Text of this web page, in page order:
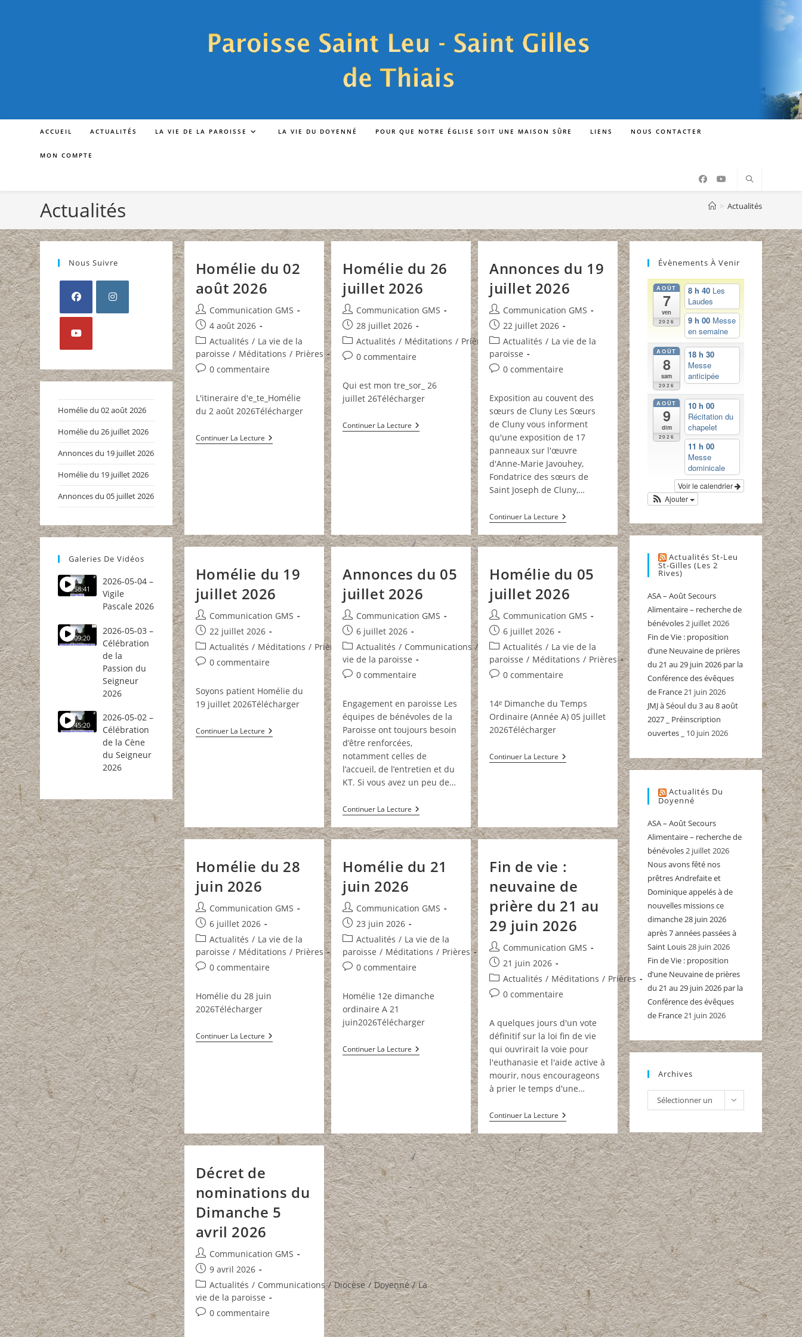
ACCUEIL ACTUALITÉS LA VIE DE LA PAROISSE LA VIE DU DOYENNÉ POUR QUE NOTRE ÉGLISE SOIT UNE MAISON SÛRE LIENS NOUS CONTACTER
MON COMPTE
Actualités > Actualités
Homélie du 02
août 2026
Auteur/autrice
de
la
publication :
Communication GMS
Publication
publiée :
4 août 2026
Post
category:
Actualités / La vie de la
paroisse / Méditations / Prières
Commentaires
la
publication :
0 commentaire
L'itineraire d'e_te_Homélie
du 2 août 2026Télécharger
Continuer La LectureHomélie
Du
Homélie du 26
juillet 2026
Auteur/autrice
de
la
publication :
Communication GMS
Publication
publiée :
28 juillet 2026
Post
category:
Actualités / Méditations / Prières
Commentaires
la
publication :
0 commentaire
Qui est mon tre_sor_ 26
juillet 26Télécharger
Continuer La LectureHomélie
Du
Annonces du 19
juillet 2026
Auteur/autrice
de
la
publication :
Communication GMS
Publication
publiée :
22 juillet 2026
Post
category:
Actualités / La vie de la
paroisse
Commentaires
la
publication :
0 commentaire
Exposition au couvent des
sœurs de Cluny Les Sœurs
de Cluny vous informent
qu'une exposition de 17
panneaux sur l'œuvre
d'Anne-Marie Javouhey,
Fondatrice des sœurs de
Saint Joseph de Cluny,…
Continuer La LectureAnnonces
Du
19
Juillet
Homélie du 19
juillet 2026
Auteur/autrice
de
la
publication :
Communication GMS
Publication
publiée :
22 juillet 2026
Post
category:
Actualités / Méditations / Prières
Commentaires
la
publication :
0 commentaire
Soyons patient Homélie du
19 juillet 2026Télécharger
Continuer La LectureHomélie
Du
Annonces du 05
juillet 2026
Auteur/autrice
de
la
publication :
Communication GMS
Publication
publiée :
6 juillet 2026
Post
category:
Actualités / Communications /
La
vie de la paroisse
Commentaires
la
publication :
0 commentaire
Engagement en paroisse Les
équipes de bénévoles de la
Paroisse ont toujours besoin
d’être renforcées,
notamment celles de
l’accueil, de l’entretien et du
KT. Si vous avez un peu de…
Continuer La LectureAnnonces
Du
05
Juillet
Homélie du 05
juillet 2026
Auteur/autrice
de
la
publication :
Communication GMS
Publication
publiée :
6 juillet 2026
Post
category:
Actualités / La vie de la
paroisse / Méditations / Prières
Commentaires
la
publication :
0 commentaire
14ᵉ Dimanche du Temps
Ordinaire (Année A) 05 juillet
2026Télécharger
Continuer La LectureHomélie
Du
Homélie du 28
juin 2026
Auteur/autrice
de
la
publication :
Communication GMS
Publication
publiée :
6 juillet 2026
Post
category:
Actualités / La vie de la
paroisse / Méditations / Prières
Commentaires
la
publication :
0 commentaire
Homélie du 28 juin
2026Télécharger
Continuer La LectureHomélie
Du
Homélie du 21
juin 2026
Auteur/autrice
de
la
publication :
Communication GMS
Publication
publiée :
23 juin 2026
Post
category:
Actualités / La vie de la
paroisse / Méditations / Prières
Commentaires
la
publication :
0 commentaire
Homélie 12e dimanche
ordinaire A 21
juin2026Télécharger
Continuer La LectureHomélie
Du
Fin de vie :
neuvaine de
prière du 21 au
29 juin 2026
Auteur/autrice
de
la
publication :
Communication GMS
Publication
publiée :
21 juin 2026
Post
category:
Actualités / Méditations / Prières
Commentaires
la
publication :
0 commentaire
A quelques jours d'un vote
définitif sur la loi fin de vie
qui ouvrirait la voie pour
l'euthanasie et l'aide active à
mourir, nous encourageons
à prier le temps d'une…
Continuer La LectureFin
De
Vie
:
Neuvaine
De
Prière
Du
21
Au
29
Juin
2026
Décret de
nominations du
Dimanche 5
avril 2026
Auteur/autrice
de
la
publication :
Communication GMS
Publication
publiée :
9 avril 2026
Post
category:
Actualités / Communications / Diocèse / Doyenné / La
vie de la paroisse
Commentaires
0 commentaire
Nous Suivre
S’ouvre
dans
un
onglet
onglet
dans
onglet
Homélie du 02 août 2026
Homélie du 26 juillet 2026
Annonces du 19 juillet 2026
Homélie du 19 juillet 2026
Annonces du 05 juillet 2026
Galeries De Vidéos
2:58:41
2026-05-04 –
Vigile
Pascale 2026
2:09:20
2026-05-03 –
Célébration
de la
Passion du
Seigneur
2026
1:45:20
2026-05-02 –
Célébration
de la Cène
du Seigneur
2026
Évènements À Venir
AOÛT
7
ven
2026
8 h 40 Les
Laudes
9 h 00 Messe
en semaine
AOÛT
8
sam
2026
18 h 30
Messe
anticipée
AOÛT
9
dim
2026
10 h 00
Récitation du
chapelet
11 h 00
Messe
dominicale
Voir le calendrier
Ajouter
Actualités St-Leu
St-Gilles (Les 2
Rives)
ASA – Août Secours
Alimentaire – recherche de
bénévoles2 juillet 2026
Fin de Vie : proposition
d’une Neuvaine de prières
du 21 au 29 juin 2026 par la
Conférence des évêques
de France21 juin 2026
JMJ à Séoul du 3 au 8 août
2027 _ Préinscription
ouvertes _
10 juin 2026
Actualités Du
Doyenné
ASA – Août Secours
Alimentaire – recherche de
bénévoles2 juillet 2026
Nous avons fêté nos
prêtres Andrefaite et
Dominique appelés à de
nouvelles missions ce
dimanche 28 juin 2026
après 7 années passées à
Saint Louis28 juin 2026
Fin de Vie : proposition
d’une Neuvaine de prières
du 21 au 29 juin 2026 par la
Conférence des évêques
de France21 juin 2026
Archives
Archives
Sélectionner un